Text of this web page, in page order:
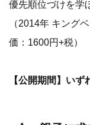
優先順位づけを
（2014年 キング
価：1600円+税）
【公開期間】い